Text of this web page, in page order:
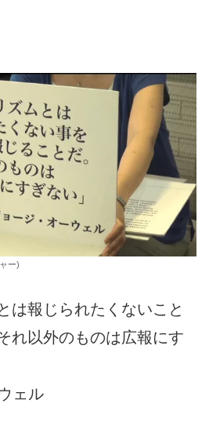
ー)
は報じられたくないこと
れ以外のものは広報にす
ェル